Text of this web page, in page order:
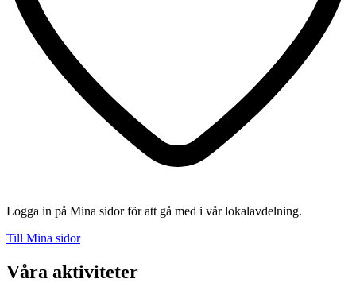
Logga in på Mina sidor för att gå med i vår lokalavdelning.
Till Mina sidor
Våra aktiviteter